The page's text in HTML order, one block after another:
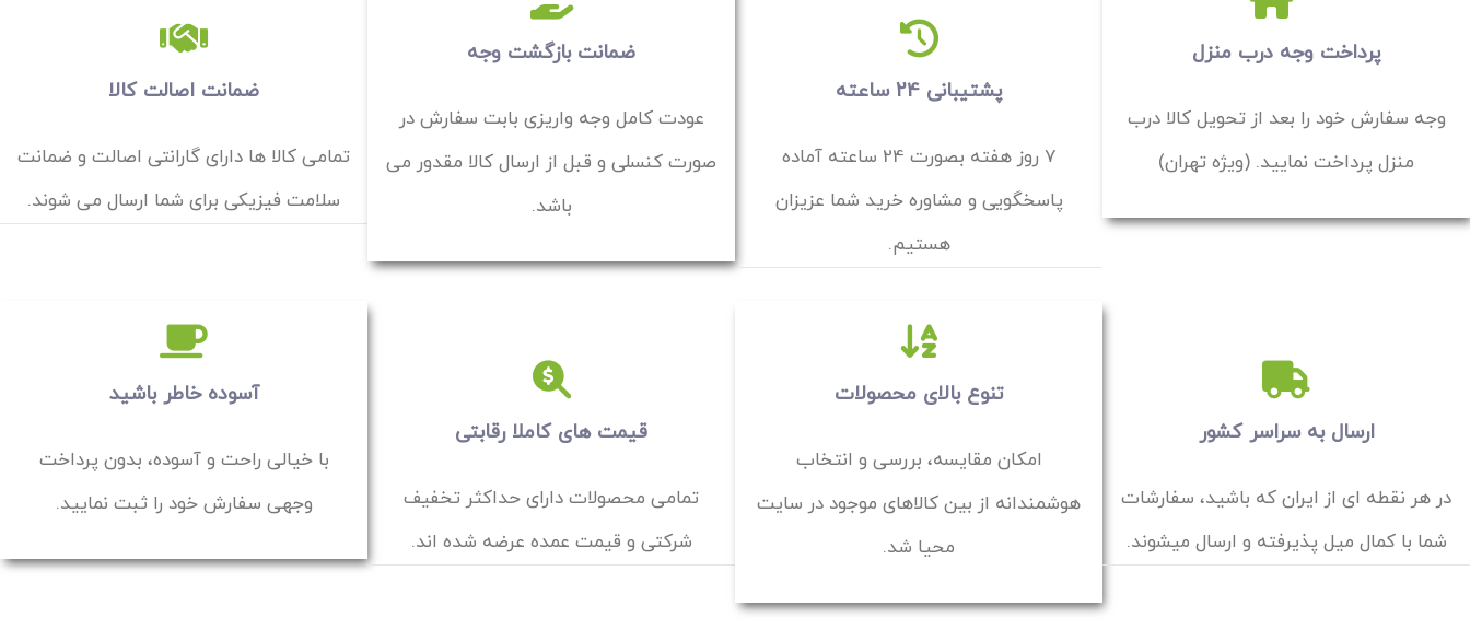
ضمانت اصالت کالا
تمامی کالا ها دارای گارانتی اصالت و ضمانت
سلامت فیزیکی برای شما ارسال می شوند.
ضمانت بازگشت وجه
عودت کامل وجه واریزی بابت سفارش در
صورت کنسلی و قبل از ارسال کالا مقدور می
باشد.
پشتیبانی 24 ساعته
7 روز هفته بصورت 24 ساعته آماده
پاسخگویی و مشاوره خرید شما عزیزان
هستیم.
پرداخت وجه درب منزل
وجه سفارش خود را بعد از تحویل کالا درب
منزل پرداخت نمایید. (ویژه تهران)
آسوده خاطر باشید
با خیالی راحت و آسوده، بدون پرداخت
وجهی سفارش خود را ثبت نمایید.
قیمت های کاملا رقابتی
تمامی محصولات دارای حداکثر تخفیف
شرکتی و قیمت عمده عرضه شده اند.
تنوع بالای محصولات
امکان مقایسه، بررسی و انتخاب
هوشمندانه از بین کالاهای موجود در سایت
محیا شد.
ارسال به سراسر کشور
در هر نقطه ای از ایران که باشید، سفارشات
شما با کمال میل پذیرفته و ارسال میشوند.